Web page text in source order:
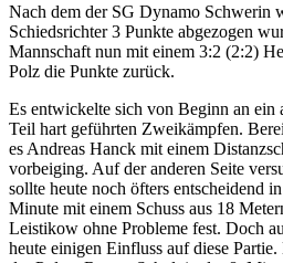
Nach dem der SG Dynamo Schwerin
Schiedsrichter 3 Punkte abgezogen
Mannschaft nun mit einem 3:2 (2:2)
Polz die Punkte zurück.
Es entwickelte sich von Beginn an ein
Teil hart geführten Zweikämpfen.
es Andreas Hanck mit einem
vorbeiging. Auf der anderen Seite
sollte heute noch öfters entscheidend
Minute mit einem Schuss aus 18
Leistikow ohne Probleme fest. Doch
heute einigen Einfluss auf diese